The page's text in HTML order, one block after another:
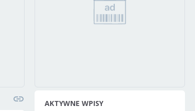
AKTYWNE WPISY